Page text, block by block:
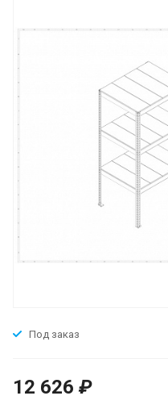
Под заказ
12 626 ₽